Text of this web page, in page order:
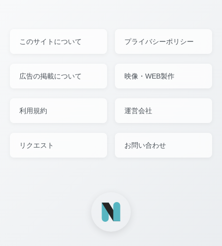
このサイトについて プライバシーポリシー
広告の掲載について 映像・WEB製作
利用規約 運営会社
リクエスト お問い合わせ